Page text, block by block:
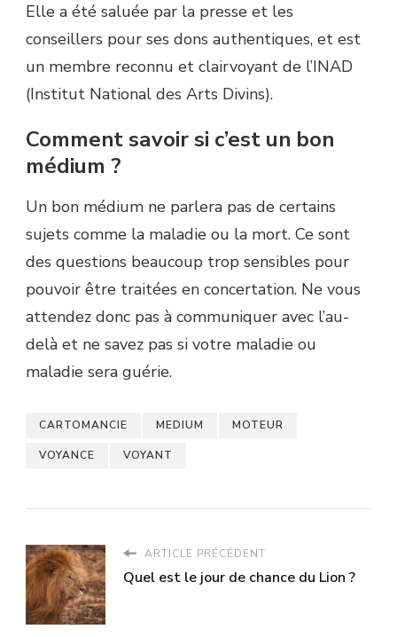
Elle a été saluée par la presse et les
conseillers pour ses dons authentiques, et est
un membre reconnu et clairvoyant de l’INAD
(Institut National des Arts Divins).
Comment savoir si c’est un bon
médium ?
Un bon médium ne parlera pas de certains
sujets comme la maladie ou la mort. Ce sont
des questions beaucoup trop sensibles pour
pouvoir être traitées en concertation. Ne vous
attendez donc pas à communiquer avec l’au-
delà et ne savez pas si votre maladie ou
maladie sera guérie.
CARTOMANCIE MEDIUM MOTEUR
VOYANCE VOYANT
ARTICLE PRÉCÉDENT
Quel est le jour de chance du Lion ?